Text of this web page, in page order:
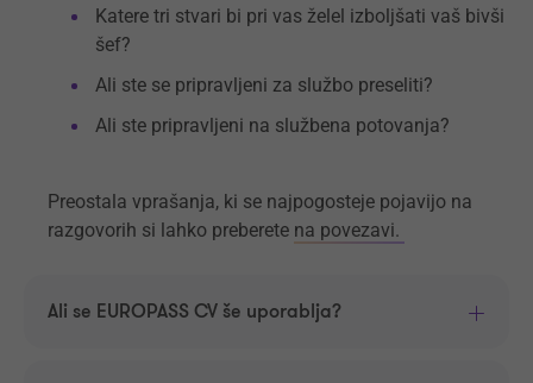
Katere tri stvari bi pri vas želel izboljšati vaš bivši
šef?
Ali ste se pripravljeni za službo preseliti?
Ali ste pripravljeni na službena potovanja?
Preostala vprašanja, ki se najpogosteje pojavijo na
razgovorih si lahko preberete na povezavi.
Ali se EUROPASS CV še uporablja?